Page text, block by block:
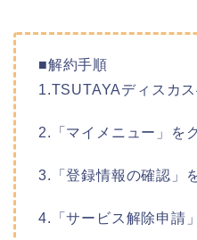
■解約手順
1.TSUTAYAディスカ
2.「マイメニュー」を
3.「登録情報の確認」
4.「サービス解除申請